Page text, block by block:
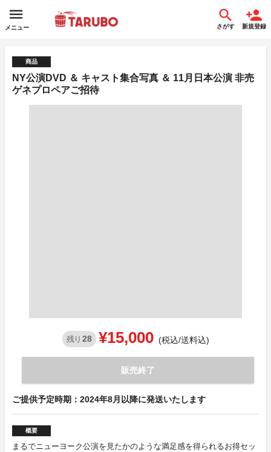
メニュー さがす 新規登録
商品
NY公演DVD ＆ キャスト集合写真 ＆ 11月日本公演 非売
ゲネプロペアご招待
残り 28 ¥15,000 (税込/送料込)
販売終了
ご提供予定時期：2024年8月以降に発送いたします
概要
まるでニューヨーク公演を見たかのような満足感を得られるお得セッ